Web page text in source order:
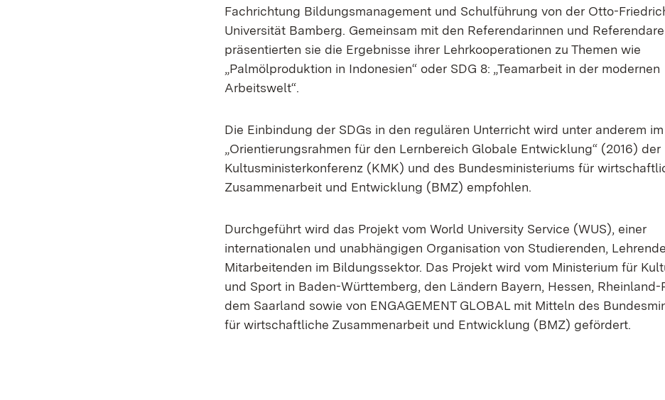
Fachrichtung Bildungsmanagement und Schulführung von der Otto-
Universität Bamberg. Gemeinsam mit den Referendarinnen und
präsentierten sie die Ergebnisse ihrer Lehrkooperationen zu Themen wie
„Palmölproduktion in Indonesien“ oder SDG 8: „Teamarbeit in der modernen
Arbeitswelt“.
Die Einbindung der SDGs in den regulären Unterricht wird unter anderem im
„Orientierungsrahmen für den Lernbereich Globale Entwicklung“ (2016) der
Kultusministerkonferenz (KMK) und des Bundesministeriums für
Zusammenarbeit und Entwicklung (BMZ) empfohlen.
Durchgeführt wird das Projekt vom World University Service (WUS), einer
internationalen und unabhängigen Organisation von Studierenden,
Mitarbeitenden im Bildungssektor. Das Projekt wird vom Ministerium für
und Sport in Baden-Württemberg, den Ländern Bayern, Hessen, Rheinland-
dem Saarland sowie von ENGAGEMENT GLOBAL mit Mitteln des
für wirtschaftliche Zusammenarbeit und Entwicklung (BMZ) gefördert.